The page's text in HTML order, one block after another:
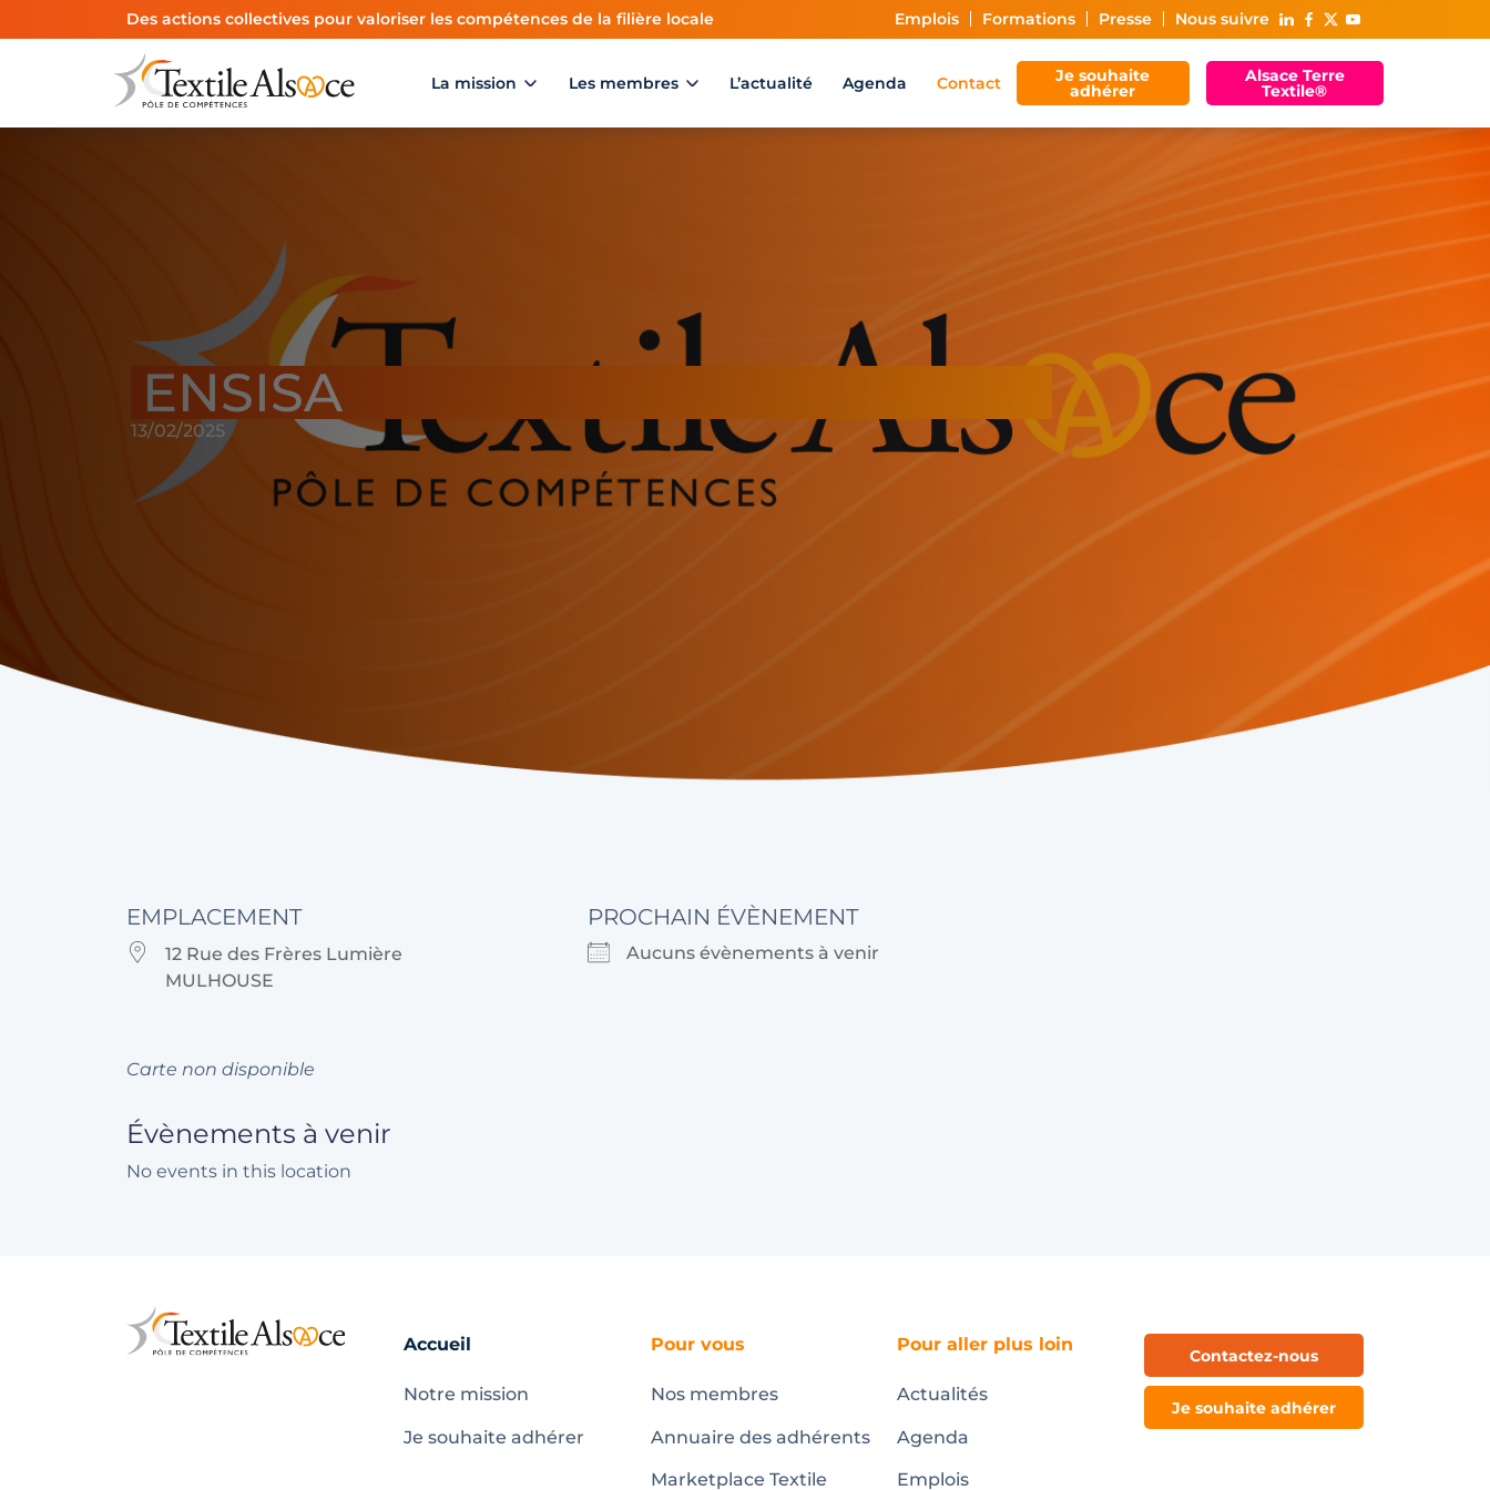
Des actions collectives pour valoriser les compétences de la filière locale Emplois Formations Presse Nous suivre
La mission Les membres L’actualité Agenda Contact Je souhaite
adhérer
Alsace Terre
Textile®
ENSISA
13/02/2025
EMPLACEMENT
12 Rue des Frères Lumière
MULHOUSE
PROCHAIN ÉVÈNEMENT
Aucuns évènements à venir
Carte non disponible
Évènements à venir
No events in this location
Accueil
Notre mission
Je souhaite adhérer
Pour vous
Nos membres
Annuaire des adhérents
Marketplace Textile
Pour aller plus loin
Actualités
Agenda
Emplois
Contactez-nous
Je souhaite adhérer
Panneau de gestion des cookies